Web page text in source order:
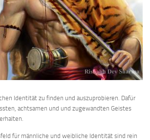
Identität zu finden und auszuprobieren. Dafür
achtsamen und und zugewandten Geistes
für männliche und weibliche Identität sind rein